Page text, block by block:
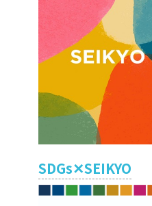
SDGs✕SEIKYO